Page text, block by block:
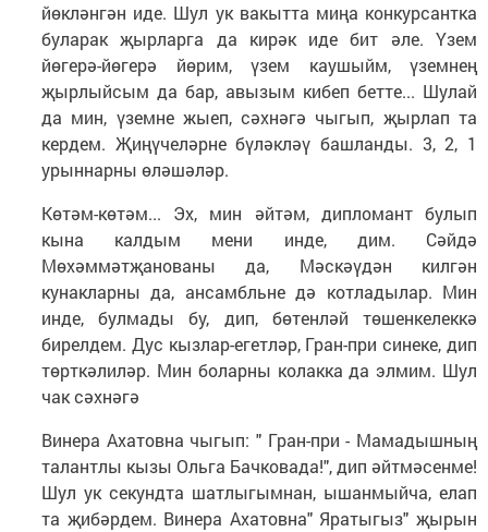
йөкләнгән иде. Шул ук вакытта миңа конкурсантка
буларак җырларга да кирәк иде бит әле. Үзем
йөгерә-йөгерә йөрим, үзем каушыйм, үземнең
җырлыйсым да бар, авызым кибеп бетте... Шулай
да мин, үземне жыеп, сәхнәгә чыгып, җырлап та
кердем. Җиңүчеләрне бүләкләү башланды. 3, 2, 1
урыннарны өләшәләр.
Көтәм-көтәм... Эх, мин әйтәм, дипломант булып
кына калдым мени инде, дим. Сәйдә
Мөхәммәтҗанованы да, Мәскәүдән килгән
кунакларны да, ансамбльне дә котладылар. Мин
инде, булмады бу, дип, бөтенләй төшенкелеккә
бирелдем. Дус кызлар-егетләр, Гран-при синеке, дип
төрткәлиләр. Мин боларны колакка да элмим. Шул
чак сәхнәгә
Винера Ахатовна чыгып: " Гран-при - Мамадышның
талантлы кызы Ольга Бачковада!", дип әйтмәсенме!
Шул ук секундта шатлыгымнан, ышанмыйча, елап
та җибәрдем. Винера Ахатовна" Яратыгыз" җырын